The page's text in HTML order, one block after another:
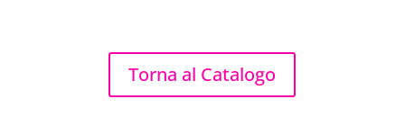
Torna al Catalogo